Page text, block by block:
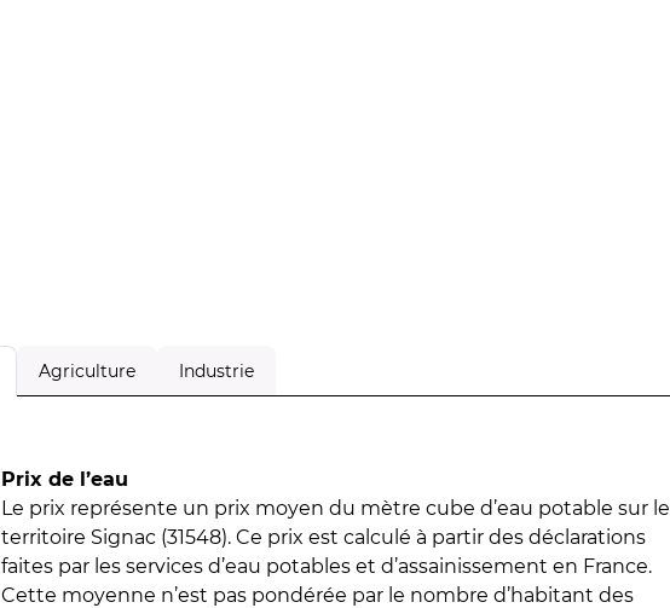
Agriculture Industrie
Prix de l’eau
Le prix représente un prix moyen du mètre cube d’eau potable sur le
territoire Signac (31548). Ce prix est calculé à partir des déclarations
faites par les services d’eau potables et d’assainissement en France.
Cette moyenne n’est pas pondérée par le nombre d’habitant des